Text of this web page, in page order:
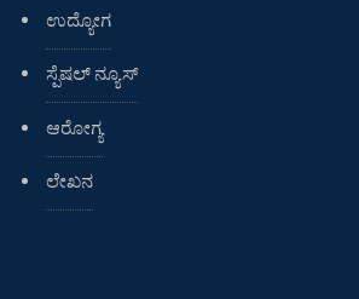
ಉದ್ಯೋಗ
ಸ್ಪೆಷಲ್ ನ್ಯೂಸ್
ಆರೋಗ್ಯ
ಲೇಖನ